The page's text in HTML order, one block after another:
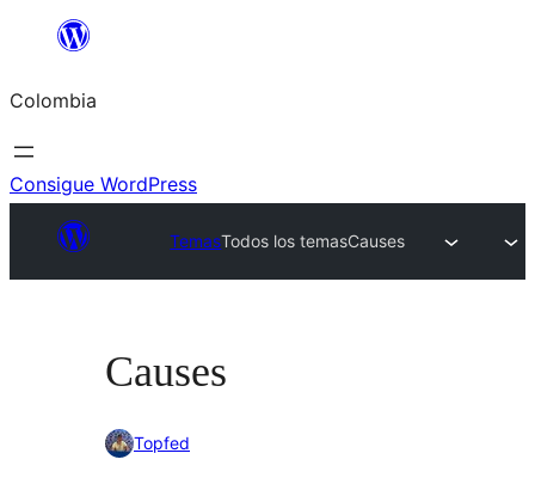
Saltar
contenido
Colombia
Consigue WordPress
TemasTodos los temasCauses
Causes
Topfed